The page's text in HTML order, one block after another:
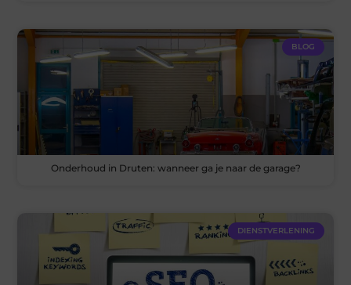
BLOG
Onderhoud in Druten: wanneer ga je naar de garage?
DIENSTVERLENING